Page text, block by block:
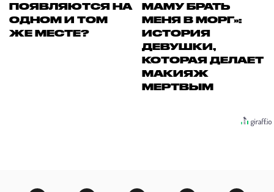
ПОЯВЛЯЮТСЯ НА
ОДНОМ И ТОМ
ЖЕ МЕСТЕ?
МАМУ БРАТЬ
МЕНЯ В МОРГ»:
ИСТОРИЯ
ДЕВУШКИ,
КОТОРАЯ ДЕЛАЕТ
МАКИЯЖ
МЕРТВЫМ